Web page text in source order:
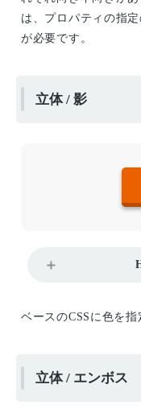
は、プロパティの指
が必要です。
立体 / 影
ベースのCSSに色を指
立体 / エンボス